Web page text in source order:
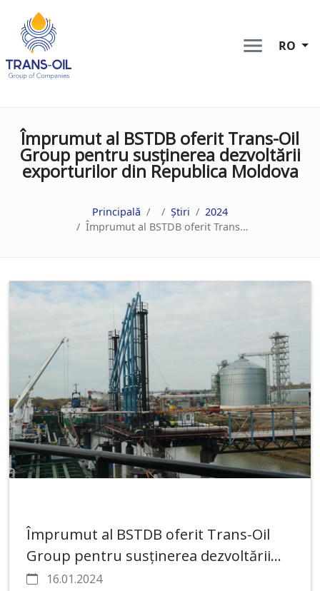
RO
Împrumut al BSTDB oferit Trans-Oil
Group pentru susținerea dezvoltării
exporturilor din Republica Moldova
Principală Știri
2024
Împrumut al BSTDB oferit Trans-Oil Group pentru susținerea dezvoltării exporturilor din Republica Moldova
Împrumut al BSTDB oferit Trans-Oil
Group pentru susținerea dezvoltării
exporturilor din Republica Moldova
16.01.2024